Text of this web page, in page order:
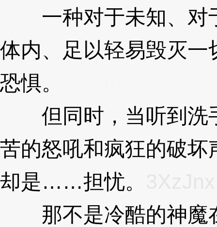
一种对于未知、对
体内、足以轻易毁灭
恐惧。
但同时，当听到洗
苦的怒吼和疯狂的破
却是……担忧。
那不是冷酷的神魔